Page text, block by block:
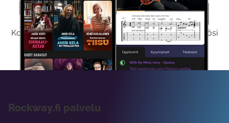
Kokeile Ilmaiseksi
Kokeilemalla ilmaiseksi saat koko sisältömme käyttöösi
viikon ajaksi.
Rockway.fi palvelu